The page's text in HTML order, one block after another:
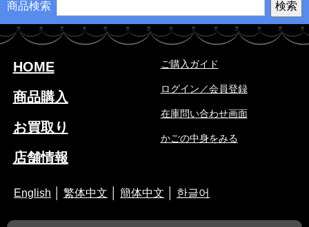
商品検索
HOME
商品購入
お買取り
店舗情報
ご購入ガイド
ログイン／会員登録
在庫問い合わせ画面
かごの中身をみる
English 繁体中文 簡体中文 한글어